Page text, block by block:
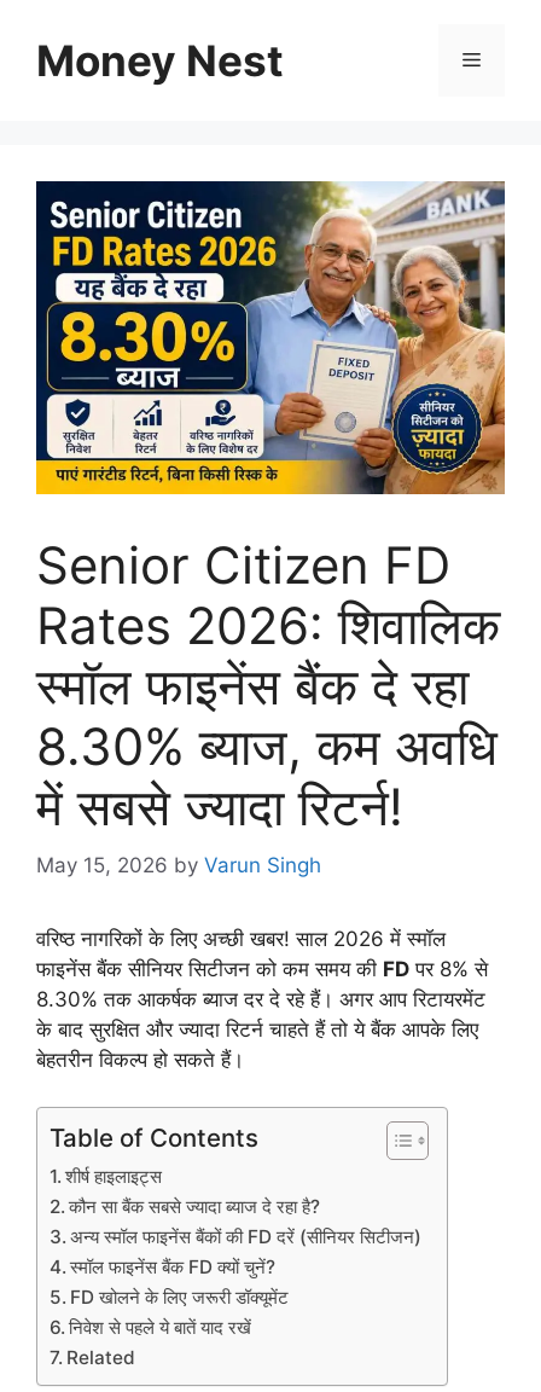
contentMoney Nest Menu
Senior Citizen FD
Rates 2026: शिवालिक
स्मॉल फाइनेंस बैंक दे रहा
8.30% ब्याज, कम अवधि
में सबसे ज्यादा रिटर्न!
May 15, 2026 by Varun Singh
वरिष्ठ नागरिकों के लिए अच्छी खबर! साल 2026 में स्मॉल
फाइनेंस बैंक सीनियर सिटीजन को कम समय की FD पर 8% से
8.30% तक आकर्षक ब्याज दर दे रहे हैं। अगर आप रिटायरमेंट
के बाद सुरक्षित और ज्यादा रिटर्न चाहते हैं तो ये बैंक आपके लिए
बेहतरीन विकल्प हो सकते हैं।
Table of Contents
शीर्ष हाइलाइट्स
कौन सा बैंक सबसे ज्यादा ब्याज दे रहा है?
अन्य स्मॉल फाइनेंस बैंकों की FD दरें (सीनियर सिटीजन)
स्मॉल फाइनेंस बैंक FD क्यों चुनें?
FD खोलने के लिए जरूरी डॉक्यूमेंट
निवेश से पहले ये बातें याद रखें
Related